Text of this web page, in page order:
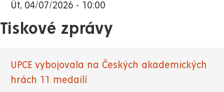
Út, 04/07/2026 - 10:00
Tiskové zprávy
UPCE vybojovala na Českých akademických
hrách 11 medailí